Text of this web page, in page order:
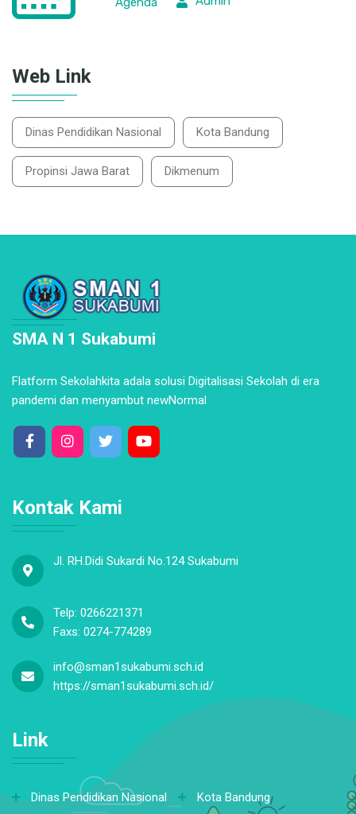
Web Link
Dinas Pendidikan Nasional Kota Bandung
Propinsi Jawa Barat Dikmenum
SMA N 1 Sukabumi
Flatform Sekolahkita adala solusi Digitalisasi Sekolah di era
pandemi dan menyambut newNormal
Kontak Kami
Jl. RH.Didi Sukardi No.124 Sukabumi
Telp: 0266221371
Faxs: 0274-774289
info@sman1sukabumi.sch.id
https://sman1sukabumi.sch.id/
Link
Dinas Pendidikan Nasional Kota Bandung